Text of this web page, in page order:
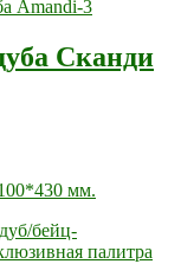
Сканди
мм.
бейц-
палитра